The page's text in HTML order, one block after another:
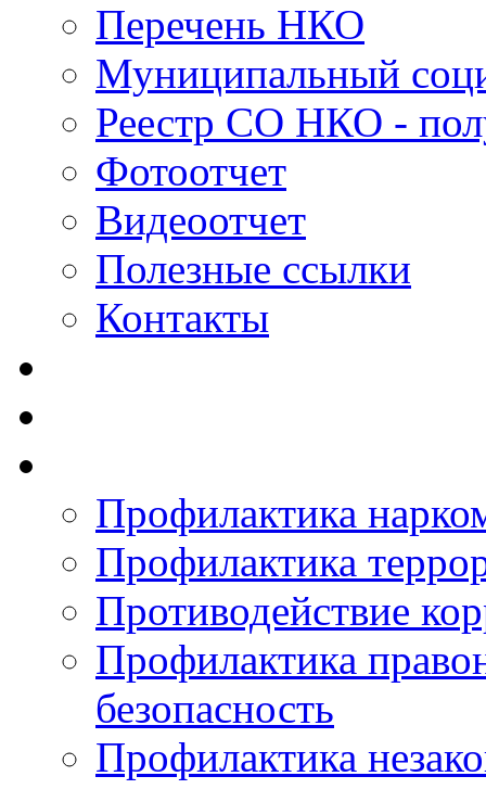
Перечень НКО
Муниципальный
Реестр СО НКО -
Фотоотчет
Видеоотчет
Полезные ссылки
Контакты
Профилактика
Профилактика
Противодействие
Профилактика
безопасность
Профилактика